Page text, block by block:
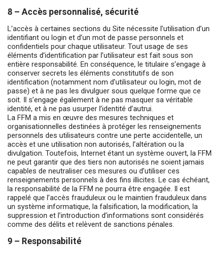
8 – Accès personnalisé, sécurité
L’accès à certaines sections du Site nécessite l’utilisation d’un
identifiant ou login et d’un mot de passe personnels et
confidentiels pour chaque utilisateur. Tout usage de ses
éléments d’identification par l’utilisateur est fait sous son
entière responsabilité. En conséquence, le titulaire s’engage à
conserver secrets les éléments constitutifs de son
identification (notamment nom d’utilisateur ou login, mot de
passe) et à ne pas les divulguer sous quelque forme que ce
soit. Il s’engage également à ne pas masquer sa véritable
identité, et à ne pas usurper l’identité d’autrui.
La FFM a mis en œuvre des mesures techniques et
organisationnelles destinées à protéger les renseignements
personnels des utilisateurs contre une perte accidentelle, un
accès et une utilisation non autorisés, l’altération ou la
divulgation. Toutefois, Internet étant un système ouvert, la FFM
ne peut garantir que des tiers non autorisés ne soient jamais
capables de neutraliser ces mesures ou d’utiliser ces
renseignements personnels à des fins illicites. Le cas échéant,
la responsabilité de la FFM ne pourra être engagée. Il est
rappelé que l’accès frauduleux ou le maintien frauduleux dans
un système informatique, la falsification, la modification, la
suppression et l’introduction d’informations sont considérés
comme des délits et relèvent de sanctions pénales.
9 – Responsabilité